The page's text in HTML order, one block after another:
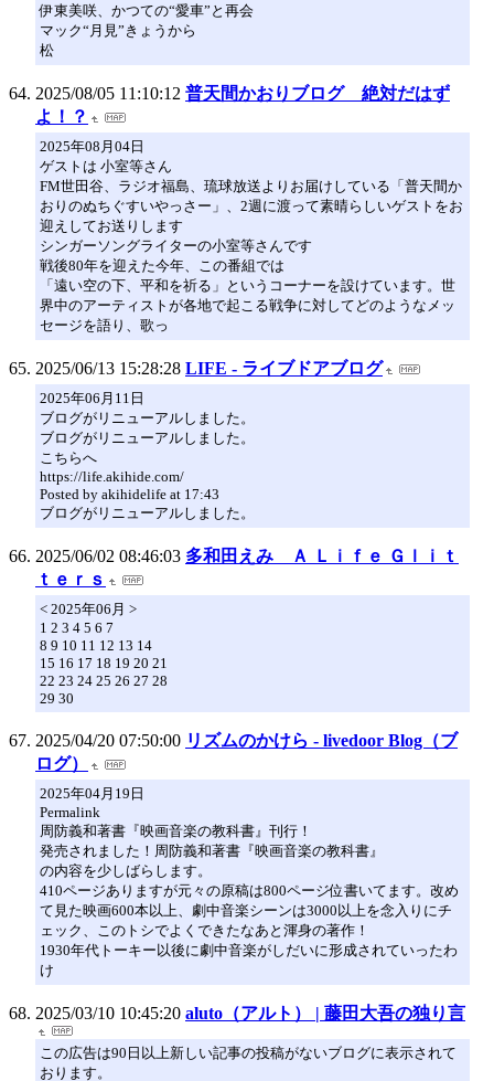
伊東美咲、かつての“愛車”と再会
マック“月見”きょうから
松
2025/08/05 11:10:12 普天間かおりブログ 絶対だはず
よ！？
2025年08月04日
ゲストは 小室等さん
FM世田谷、ラジオ福島、琉球放送よりお届けしている「普天間か
おりのぬちぐすいやっさー」、2週に渡って素晴らしいゲストをお
迎えしてお送りします
シンガーソングライターの小室等さんです
戦後80年を迎えた今年、この番組では
「遠い空の下、平和を祈る」というコーナーを設けています。世
界中のアーティストが各地で起こる戦争に対してどのようなメッ
セージを語り、歌っ
2025/06/13 15:28:28 LIFE - ライブドアブログ
2025年06月11日
ブログがリニューアルしました。
ブログがリニューアルしました。
こちらへ
https://life.akihide.com/
Posted by akihidelife at 17:43
ブログがリニューアルしました。
2025/06/02 08:46:03 多和田えみ Ａ Ｌｉｆｅ Ｇｌｉｔ
ｔｅｒｓ
< 2025年06月 >
1 2 3 4 5 6 7
8 9 10 11 12 13 14
15 16 17 18 19 20 21
22 23 24 25 26 27 28
29 30
2025/04/20 07:50:00 リズムのかけら - livedoor Blog（ブ
ログ）
2025年04月19日
Permalink
周防義和著書『映画音楽の教科書』刊行！
発売されました！周防義和著書『映画音楽の教科書』
の内容を少しばらします。
410ページありますが元々の原稿は800ページ位書いてます。改め
て見た映画600本以上、劇中音楽シーンは3000以上を念入りにチ
ェック、このトシでよくできたなあと渾身の著作！
1930年代トーキー以後に劇中音楽がしだいに形成されていったわ
け
2025/03/10 10:45:20 aluto（アルト） | 藤田大吾の独り言
この広告は90日以上新しい記事の投稿がないブログに表示されて
おります。